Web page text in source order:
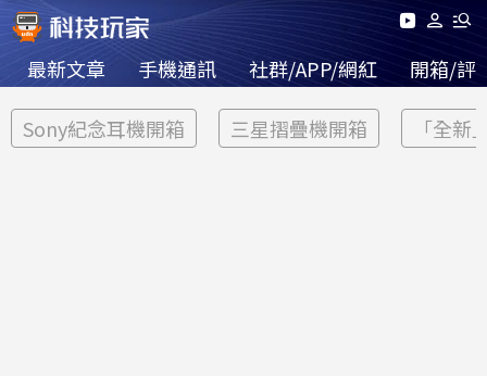
最新文章 手機通訊 社群/APP/網紅 開箱/評
Sony紀念耳機開箱 三星摺疊機開箱 「全新